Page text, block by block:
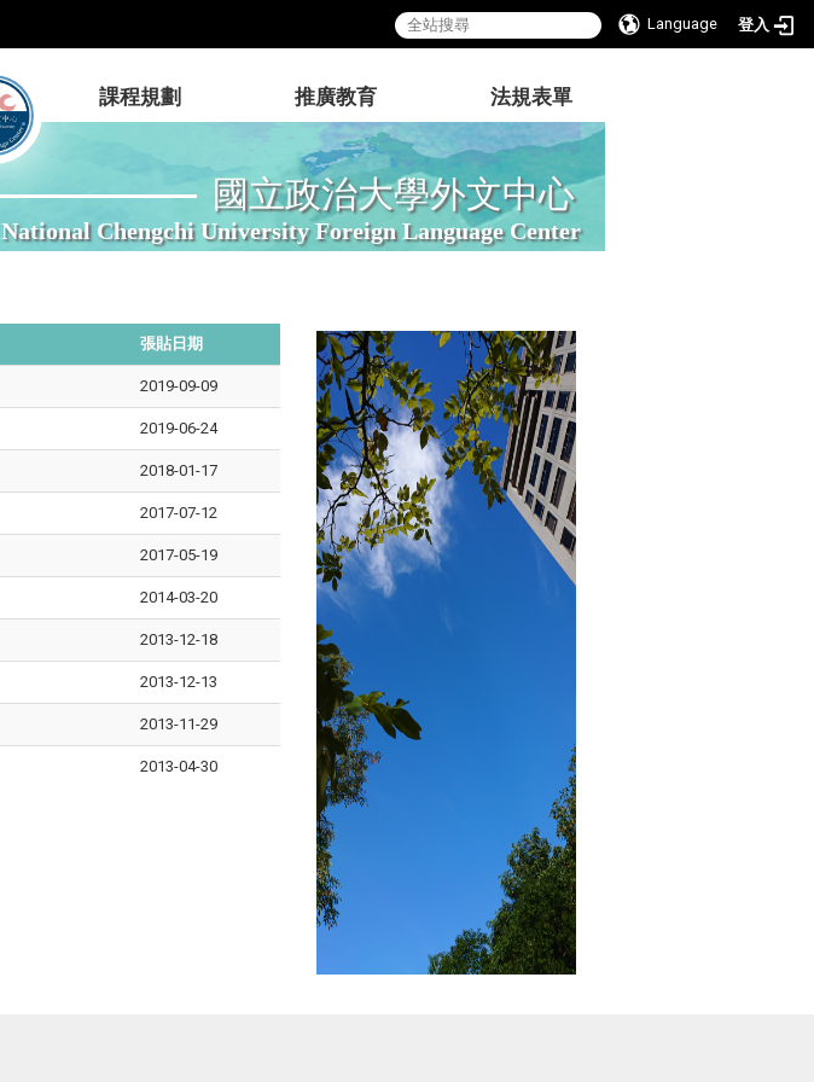
Language 登入
國立政治大學外文中心
National Chengchi University Foreign Language Center
課程規劃 推廣教育 法規表單
張貼日期
2019-09-09
2019-06-24
2018-01-17
2017-07-12
2017-05-19
2014-03-20
2013-12-18
2013-12-13
2013-11-29
2013-04-30